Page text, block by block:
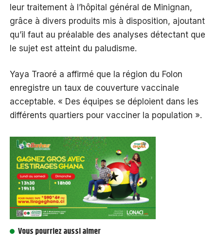
leur traitement à l’hôpital général de Minignan,
grâce à divers produits mis à disposition, ajoutant
qu’il faut au préalable des analyses détectant que
le sujet est atteint du paludisme.
Yaya Traoré a affirmé que la région du Folon
enregistre un taux de couverture vaccinale
acceptable. « Des équipes se déploient dans les
différents quartiers pour vacciner la population ».
Vous pourriez aussi aimer